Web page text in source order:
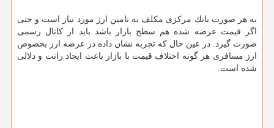
به هر صورت بانك مركزی مكلف به تامین ارز مورد نیاز است و حتی
اگر قیمت عرضه شده هم سطح بازار باشد باید از كانال رسمی
صورت گیرد. در عین حال كه تجربه نشان داده در عرضه ارز بخصوص
ارز مسافری هر گونه اختلاف قیمت با بازار باعث ایجاد رانت و دلالی
شده است.